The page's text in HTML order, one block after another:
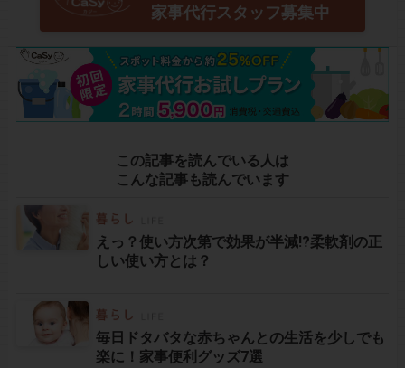
家事代行スタッフ募集中
この記事を読んでいる人は
こんな記事も読んでいます
えっ？使い方次第で効果が半減!?柔軟剤の正
しい使い方とは？
毎日ドタバタな赤ちゃんとの生活を少しでも
楽に！家事便利グッズ7選